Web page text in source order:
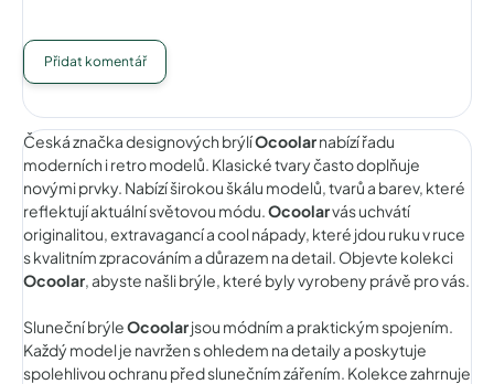
Přidat komentář
Česká značka designových brýlíOcoolarnabízí řadu
moderních i retro modelů. Klasické tvary často doplňuje
novými prvky. Nabízí širokou škálu modelů, tvarů a barev, které
reflektují aktuální světovou módu.Ocoolarvás uchvátí
originalitou, extravagancí a cool nápady, které jdou ruku v ruce
s kvalitním zpracováním a důrazem na detail. Objevte kolekci
Ocoolar, abyste našli brýle, které byly vyrobeny právě pro vás.
Sluneční brýleOcoolarjsou módním a praktickým spojením.
Každý model je navržen s ohledem na detaily a poskytuje
spolehlivou ochranu před slunečním zářením. Kolekce zahrnuje